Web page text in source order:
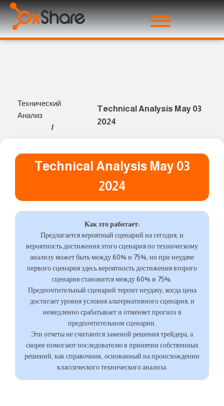
Технический
Анализ
/
Technical Analysis May 03
2024
Technical Analysis May 03
2024
Как это работает:
Предлагается вероятный сценарий на сегодня, и
вероятность достижения этого сценария по техническому
анализу может быть между 60% и 75%, но при неудаче
первого сценария здесь вероятность достижения второго
сценария становится между 60% и 75%.
Предпочтительный сценарий терпит неудачу, когда цена
достигает уровня условия альтернативного сценария, и
немедленно срабатывает и отменяет прогноз в
предпочтительном сценарии.
Эти отчеты не считаются заменой решения трейдера, а
скорее помогают последователю в принятии собственных
решений, как справочник, основанный на происхождении
классического технического анализа.